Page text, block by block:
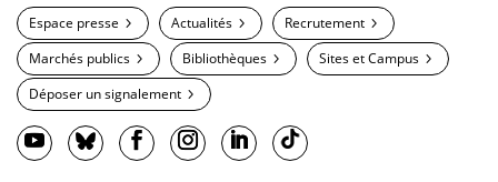
Espace presse Actualités
Recrutement
Marchés publics
Bibliothèques
Sites et Campus
Déposer un signalement